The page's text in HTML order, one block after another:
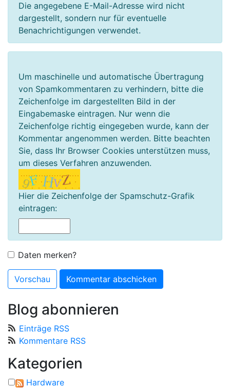
Die angegebene E-Mail-Adresse wird nicht
dargestellt, sondern nur für eventuelle
Benachrichtigungen verwendet.
Um maschinelle und automatische Übertragung
von Spamkommentaren zu verhindern, bitte die
Zeichenfolge im dargestellten Bild in der
Eingabemaske eintragen. Nur wenn die
Zeichenfolge richtig eingegeben wurde, kann der
Kommentar angenommen werden. Bitte beachten
Sie, dass Ihr Browser Cookies unterstützen muss,
um dieses Verfahren anzuwenden.
Hier die Zeichenfolge der Spamschutz-Grafik
eintragen:
Daten merken?
Blog abonnieren
Einträge RSS
Kommentare RSS
Kategorien
Hardware